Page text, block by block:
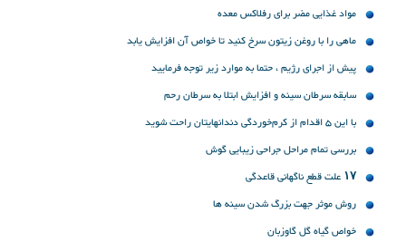
مواد غذایی مضر برای رفلاکس معده
ماهی را با روغن زیتون سرخ کنید تا خواص آن افزایش یابد
پیش از اجرای رژیم ، حتما به موارد زیر توجه فرمایید
سابقه سرطان سینه و افزایش ابتلا به سرطان رحم
با این 5 اقدام از کرم‌خوردگی دندانهایتان راحت شوید
بررسی تمام مراحل جراحی زیبایی گوش
۱۷ علت قطع ناگهانی قاعدگی
روش موثر جهت بزرگ شدن سینه ها
خواص گیاه گل گاوزبان